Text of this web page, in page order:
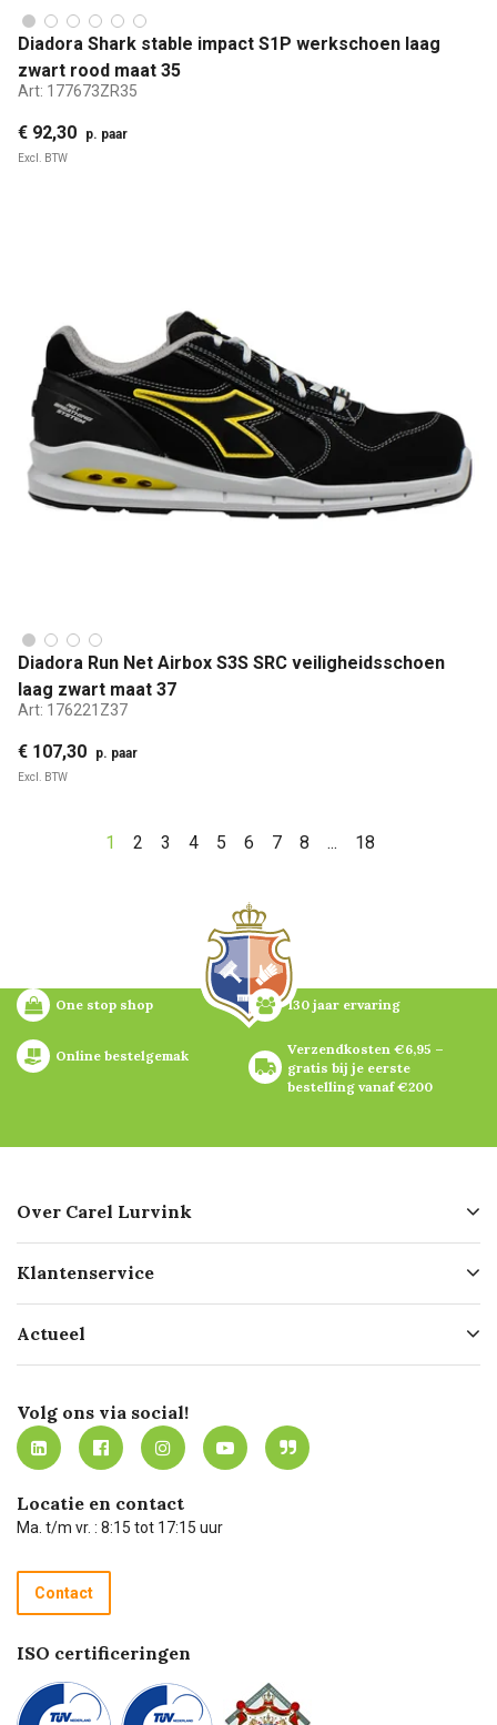
Diadora Shark stable impact S1P werkschoen laag
zwart rood maat 35
Art: 177673ZR35
€ 92,30 p. paar
Excl. BTW
Diadora Run Net Airbox S3S SRC veiligheidsschoen
laag zwart maat 37
Art: 176221Z37
€ 107,30 p. paar
Excl. BTW
1 2 3 4 5 6 7 8 ... 18
One stop shop 130 jaar ervaring
Online bestelgemak
Verzendkosten €6,95 –
gratis bij je eerste
bestelling vanaf €200
Over Carel Lurvink
Geschiedenis
Missie
Certificering
Werken bij Carel Lurvink
MVO
Klantenservice
Bezorgen
Mijn Carel Lurvink
Mijn Carel Lurvink instructievideo's
Carel Lurvink App
Hulp op afstand
Technische dienst
Recycle programma
Betalen
Actueel
Innovation LAB
Tevreden klanten
Carel Lurvink Blog
Carel de podcast
Volg ons via social!
Locatie en contact
Ma. t/m vr. : 8:15 tot 17:15 uur
Contact
ISO certificeringen